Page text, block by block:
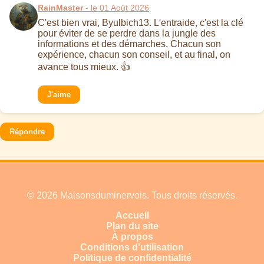
RainMaster- le 01 Août 2026
C'est bien vrai, Byulbich13. L'entraide, c'est la clé
pour éviter de se perdre dans la jungle des
informations et des démarches. Chacun son
expérience, chacun son conseil, et au final, on
avance tous mieux. 👍
J'aime
Répondre
© 2026 Maisonsduminervois. Tous droits réservés.
Accueil
Plan du site
À propos
Conditions d'utilisation
Politique de confidentialité